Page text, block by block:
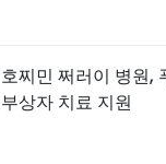
호찌민 쩌러이 병원,
부상자 치료 지원